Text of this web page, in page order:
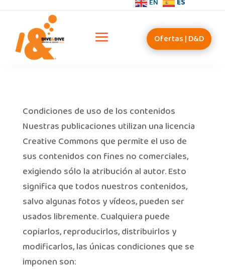
EN ES
Ofertas | D&D
Condiciones de uso de los contenidos
Nuestras publicaciones utilizan una licencia
Creative Commons que permite el uso de
sus contenidos con fines no comerciales,
exigiendo sólo la atribución al autor. Esto
significa que todos nuestros contenidos,
salvo algunas fotos y vídeos, pueden ser
usados libremente. Cualquiera puede
copiarlos, reproducirlos, distribuirlos y
modificarlos, las únicas condiciones que se
imponen son: